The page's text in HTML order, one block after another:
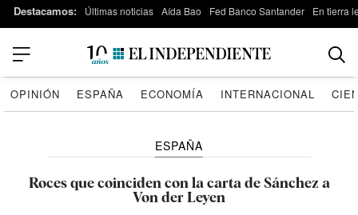
Destacamos: Últimas noticias Aída Bao Fed Banco Santander En tierra
OPINIÓN ESPAÑA ECONOMÍA INTERNACIONAL
ESPAÑA
Roces que coinciden con la carta de Sánchez a
Von der Leyen